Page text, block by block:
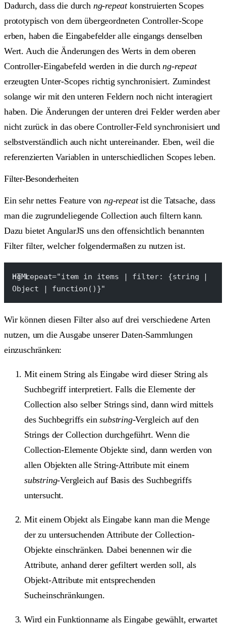
Dadurch, dass die durch ng-repeatkonstruierten Scopes
prototypisch von dem übergeordneten Controller-Scope
erben, haben die Eingabefelder alle eingangs denselben
Wert. Auch die Änderungen des Werts in dem oberen
Controller-Eingabefeld werden in die durchng-repeat
erzeugten Unter-Scopes richtig synchronisiert. Zumindest
solange wir mit den unteren Feldern noch nicht interagiert
haben. Die Änderungen der unteren drei Felder werden aber
nicht zurück in das obere Controller-Feld synchronisiert und
selbstverständlich auch nicht untereinander. Eben, weil die
referenzierten Variablen in unterschiedlichen Scopes leben.
Filter-Besonderheiten
Ein sehr nettes Feature von ng-repeatist die Tatsache, dass
man die zugrundeliegende Collection auch filtern kann.
Dazu bietet AngularJS uns den offensichtlich benannten
Filter filter, welcher folgendermaßen zu nutzen ist.
ng-repeat="item in items | filter: {string |
Object | function()}"
Wir können diesen Filter also auf drei verschiedene Arten
nutzen, um die Ausgabe unserer Daten-Sammlungen
einzuschränken:
Mit einem String als Eingabe wird dieser String als
Suchbegriff interpretiert. Falls die Elemente der
Collection also selber Strings sind, dann wird mittels
des Suchbegriffs einsubstring-Vergleich auf den
Strings der Collection durchgeführt. Wenn die
Collection-Elemente Objekte sind, dann werden von
allen Objekten alle String-Attribute mit einem
substring-Vergleich auf Basis des Suchbegriffs
untersucht.
Mit einem Objekt als Eingabe kann man die Menge
der zu untersuchenden Attribute der Collection-
Objekte einschränken. Dabei benennen wir die
Attribute, anhand derer gefiltert werden soll, als
Objekt-Attribute mit entsprechenden
Sucheinschränkungen.
Wird ein Funktionname als Eingabe gewählt, erwartet